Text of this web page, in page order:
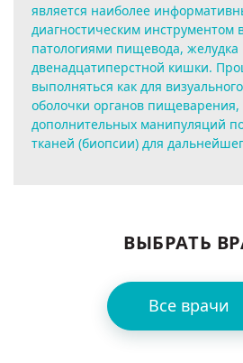
является наиболее
диагностическим инструментом
патологиями пищевода, желудка
двенадцатиперстной кишки.
выполняться как для
оболочки органов пищеварения,
дополнительных манипуляций
тканей (биопсии) для
ВЫБРАТЬ
Все врачи